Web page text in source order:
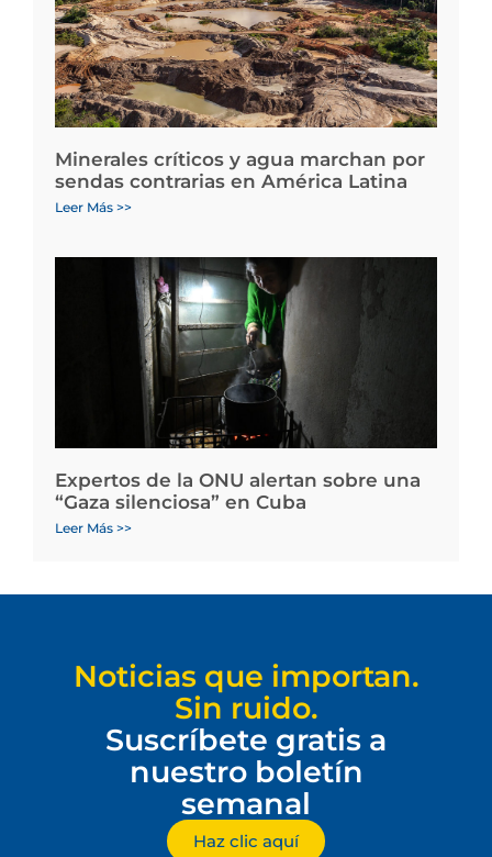
Minerales críticos y agua marchan por
sendas contrarias en América Latina
Leer Más >>
Expertos de la ONU alertan sobre una
“Gaza silenciosa” en Cuba
Leer Más >>
Noticias que importan.
Sin ruido.
Suscríbete gratis a
nuestro boletín
semanal
Haz clic aquí